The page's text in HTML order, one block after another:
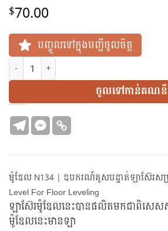
$70.00
បញ្ចូលទៅក្នុងបញ្ជីចូលចិត្ត
N134 | ឧបករណ៍គូសបន្ទាត់ឡាស៊ែរសម្រាប់ជ
ចូលទៅកាន់គណនី
ម៉ូឌែល N134 | ឧបករណ៍គូសបន្ទាត់ឡាស៊ែរសម្
Level For Floor Leveling
ឡាស៊ែរម៉ូឌែលនេះបានផលិតមកជាពិសេសសម្
ម៉ូឌែលនេះមានឡា